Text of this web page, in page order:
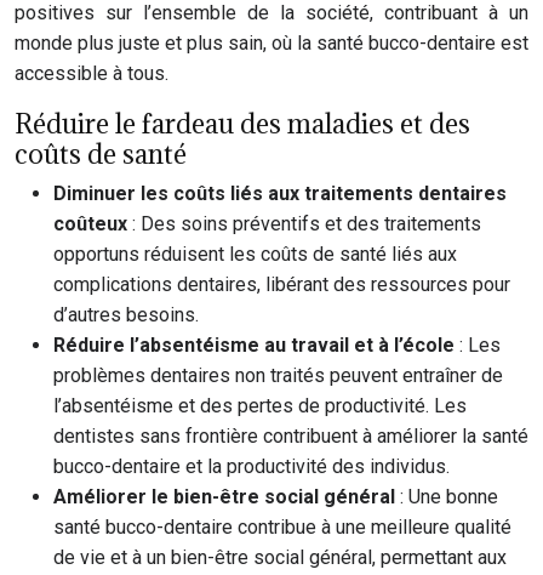
positives sur l’ensemble de la société, contribuant à un
monde plus juste et plus sain, où la santé bucco-dentaire est
accessible à tous.
Réduire le fardeau des maladies et des
coûts de santé
Diminuer les coûts liés aux traitements dentaires
coûteux : Des soins préventifs et des traitements
opportuns réduisent les coûts de santé liés aux
complications dentaires, libérant des ressources pour
d’autres besoins.
Réduire l’absentéisme au travail et à l’école : Les
problèmes dentaires non traités peuvent entraîner de
l’absentéisme et des pertes de productivité. Les
dentistes sans frontière contribuent à améliorer la santé
bucco-dentaire et la productivité des individus.
Améliorer le bien-être social général : Une bonne
santé bucco-dentaire contribue à une meilleure qualité
de vie et à un bien-être social général, permettant aux